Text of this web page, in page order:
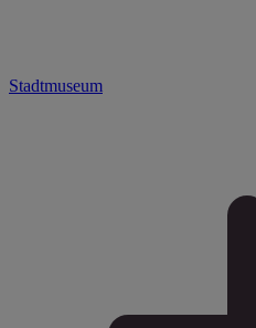
Stadtmuseum